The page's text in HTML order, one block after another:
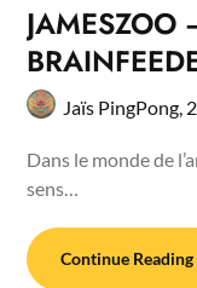
Jaïs PingPong,
Dans le monde de
sens…
Continue Reading